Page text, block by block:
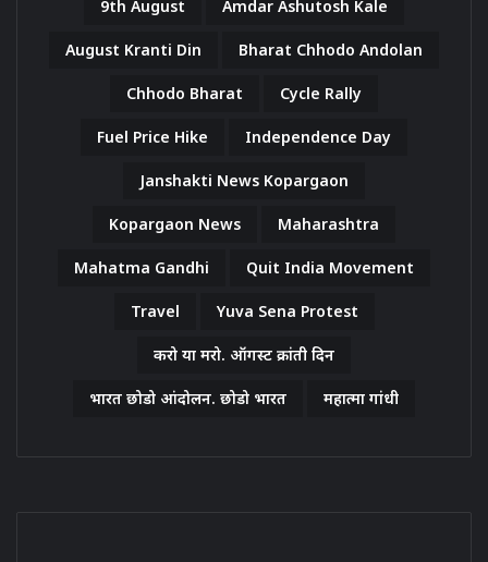
9th August Amdar Ashutosh Kale
August Kranti Din Bharat Chhodo Andolan
Chhodo Bharat Cycle Rally
Fuel Price Hike Independence Day
Janshakti News Kopargaon
Kopargaon News Maharashtra
Mahatma Gandhi Quit India Movement
Travel Yuva Sena Protest
करो या मरो. ऑगस्ट क्रांती दिन
भारत छोडो आंदोलन. छोडो भारत महात्मा गांधी